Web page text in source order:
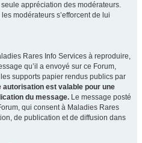
appréciation des modérateurs.
modérateurs s’efforcent de lui
Rares Info Services à reproduire,
qu’il a envoyé sur ce Forum,
supports papier rendus publics par
autorisation est valable pour une
du message. Le message posté
qui consent à Maladies Rares
de publication et de diffusion dans